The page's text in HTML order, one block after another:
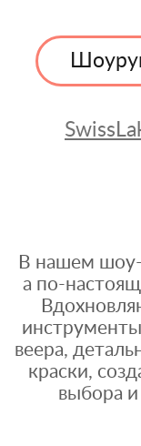
В нашем
а по-
веера,
краски,
выбора и